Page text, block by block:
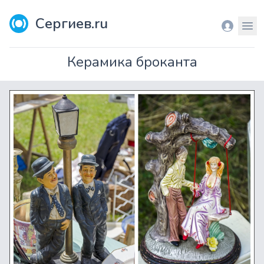
Сергиев.ru Вход
Керамика броканта